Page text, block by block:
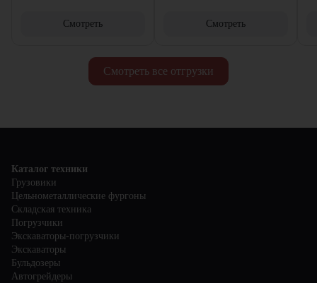
Смотреть все отгрузки
Смотреть Смотреть
Каталог техники
Грузовики
Цельнометаллические фургоны
Складская техника
Погрузчики
Экскаваторы-погрузчики
Экскаваторы
Бульдозеры
Автогрейдеры